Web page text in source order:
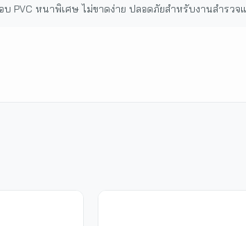
บ PVC หนาพิเศษ ไม่ขาดง่าย ปลอดภัยสำหรับงานสำรว